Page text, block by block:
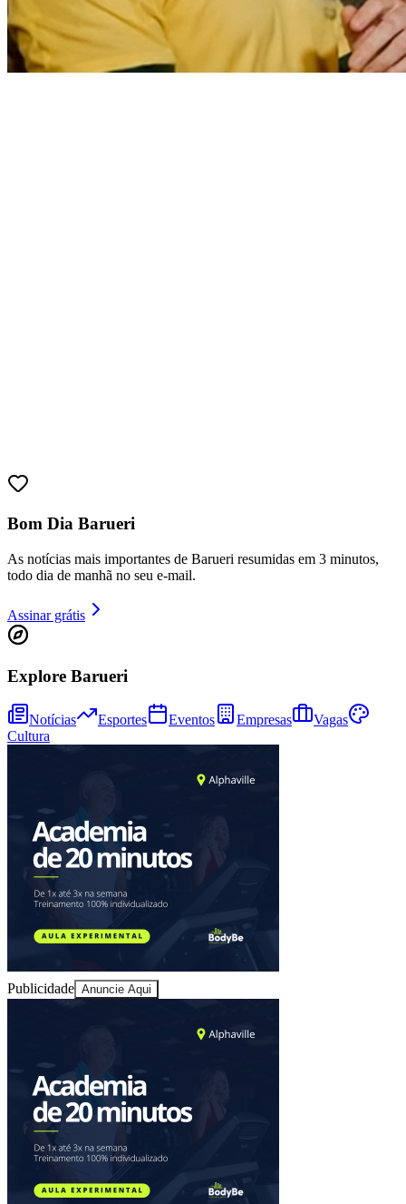
Sport
Bom Dia Barueri
As notícias mais importantes de Barueri resumidas em 3 minutos,
todo dia de manhã no seu e-mail.
Assinar grátis
Explore Barueri
Notícias Esportes Eventos Empresas
Vagas
Cultura
Publicidade Anuncie Aqui